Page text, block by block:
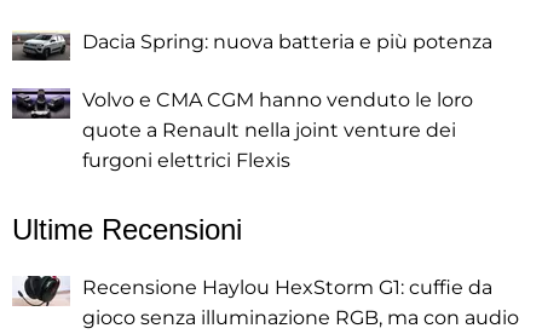
Dacia Spring: nuova batteria e più potenza
Volvo e CMA CGM hanno venduto le loro
quote a Renault nella joint venture dei
furgoni elettrici Flexis
Ultime Recensioni
Recensione Haylou HexStorm G1: cuffie da
gioco senza illuminazione RGB, ma con audio